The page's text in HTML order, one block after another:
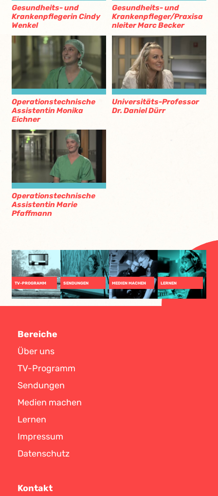
Gesundheits- und
Krankenpflegerin Cindy
Wenkel
Gesundheits- und
Krankenpfleger/Praxisa
nleiter Marc Becker
Operationstechnische
Assistentin Monika
Eichner
Universitäts-Professor
Dr. Daniel Dürr
Operationstechnische
Assistentin Marie
Pfaffmann
TV-PROGRAMM SENDUNGEN MEDIEN MACHEN LERNEN
Bereiche
Über uns
TV-Programm
Sendungen
Medien machen
Lernen
Impressum
Datenschutz
Kontakt